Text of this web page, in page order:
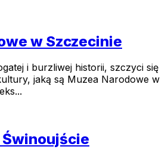
w Szczecinie
i burzliwej historii, szczyci się
jaką są Muzea Narodowe w
Świnoujście